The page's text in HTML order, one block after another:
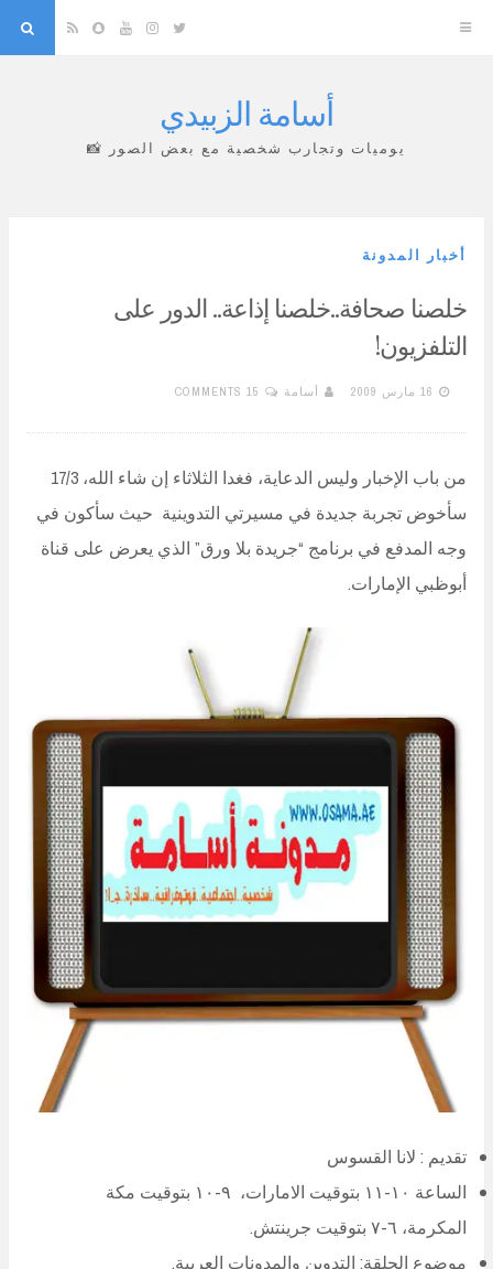
Twitter
Instagram
YouTube
Snapchat
RSS
أسامة الزبيدي
يوميات وتجارب شخصية مع بعض الصور 📸
أخبار المدونة
خلصنا صحافة..خلصنا إذاعة.. الدور على
التلفزيون!
16 مارس 2009 أسامة 15 COMMENTS
من باب الإخبار وليس الدعاية، فغدا الثلاثاء إن شاء الله، 17/3
سأخوض تجربة جديدة في مسيرتي التدوينية حيث سأكون في
وجه المدفع في برنامج “جريدة بلا ورق” الذي يعرض على قناة
أبوظبي الإمارات.
تقديم : لانا القسوس
الساعة ١٠-١١ بتوقيت الامارات، ٩-١٠ بتوقيت مكة
المكرمة، ٦-٧ بتوقيت جرينتش.
موضوع الحلقة: التدوين والمدونات العربية.